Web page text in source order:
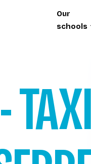
Our
schools